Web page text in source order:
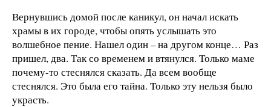
Вернувшись домой после каникул, он начал искать
храмы в их городе, чтобы опять услышать это
волшебное пение. Нашел один – на другом конце… Раз
пришел, два. Так со временем и втянулся. Только маме
почему-то стеснялся сказать. Да всем вообще
стеснялся. Это была его тайна. Только эту нельзя было
украсть.